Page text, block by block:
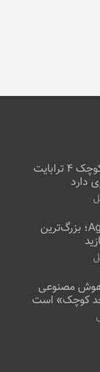
این کارت حافظه کوچک ۴ ترابایت
دارد
بازی/ Age of 2048؛ بزرگ‌ترین
مصنوعی
کوچک» است